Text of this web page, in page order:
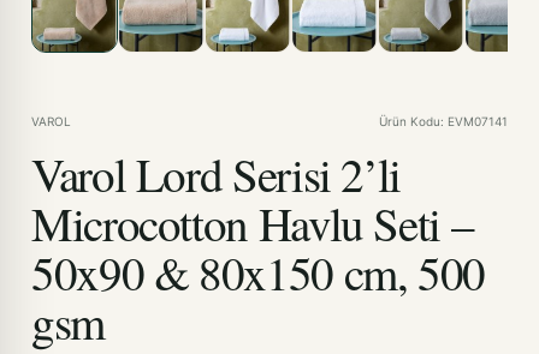
VAROL Ürün Kodu: EVM07141
Varol Lord Serisi 2’li
Microcotton Havlu Seti –
50x90 & 80x150 cm, 500
gsm